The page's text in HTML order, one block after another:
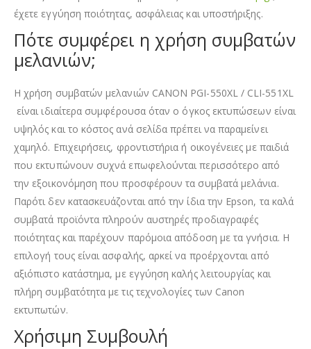
έχετε εγγύηση ποιότητας, ασφάλειας και υποστήριξης.
Πότε συμφέρει η χρήση συμβατών
μελανιών;
Η χρήση συμβατών μελανιών CANON PGI-550XL / CLI-551XL
είναι ιδιαίτερα συμφέρουσα όταν ο όγκος εκτυπώσεων είναι
υψηλός και το κόστος ανά σελίδα πρέπει να παραμείνει
χαμηλό. Επιχειρήσεις, φροντιστήρια ή οικογένειες με παιδιά
που εκτυπώνουν συχνά επωφελούνται περισσότερο από
την εξοικονόμηση που προσφέρουν τα συμβατά μελάνια.
Παρότι δεν κατασκευάζονται από την ίδια την Epson, τα καλά
συμβατά προϊόντα πληρούν αυστηρές προδιαγραφές
ποιότητας και παρέχουν παρόμοια απόδοση με τα γνήσια. Η
επιλογή τους είναι ασφαλής, αρκεί να προέρχονται από
αξιόπιστο κατάστημα, με εγγύηση καλής λειτουργίας και
πλήρη συμβατότητα με τις τεχνολογίες των Canon
εκτυπωτών.
Χρήσιμη Συμβουλή